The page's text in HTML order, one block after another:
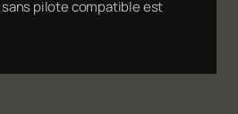
pilote compatible est